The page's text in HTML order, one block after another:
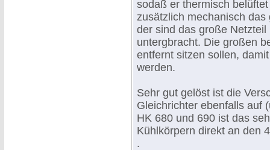
sodaß er thermisch
zusätzlich mechanisch
der sind das große
untergbracht. Die großen
entfernt sitzen sollen,
werden.
Sehr gut gelöst ist die
Gleichrichter ebenfalls auf
HK 680 und 690 ist das
Kühlkörpern direkt an den
.